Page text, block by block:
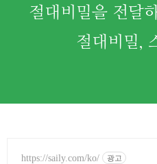
절대비밀을 전달
절대비밀,
https://saily.com/ko/ 광고